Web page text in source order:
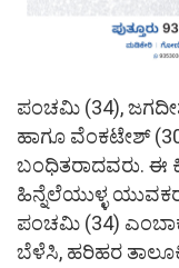
ಪಂಚಮಿ (34),
ಹಾಗೂ ವೆಂಕಟೇಶ್
ಬಂಧಿತರಾದವರು. ಈ
ಹಿನ್ನೆಲೆಯುಳ್ಳ
ಪಂಚಮಿ (34)
ಬೆಳೆಸಿ, ಹರಿಹರ